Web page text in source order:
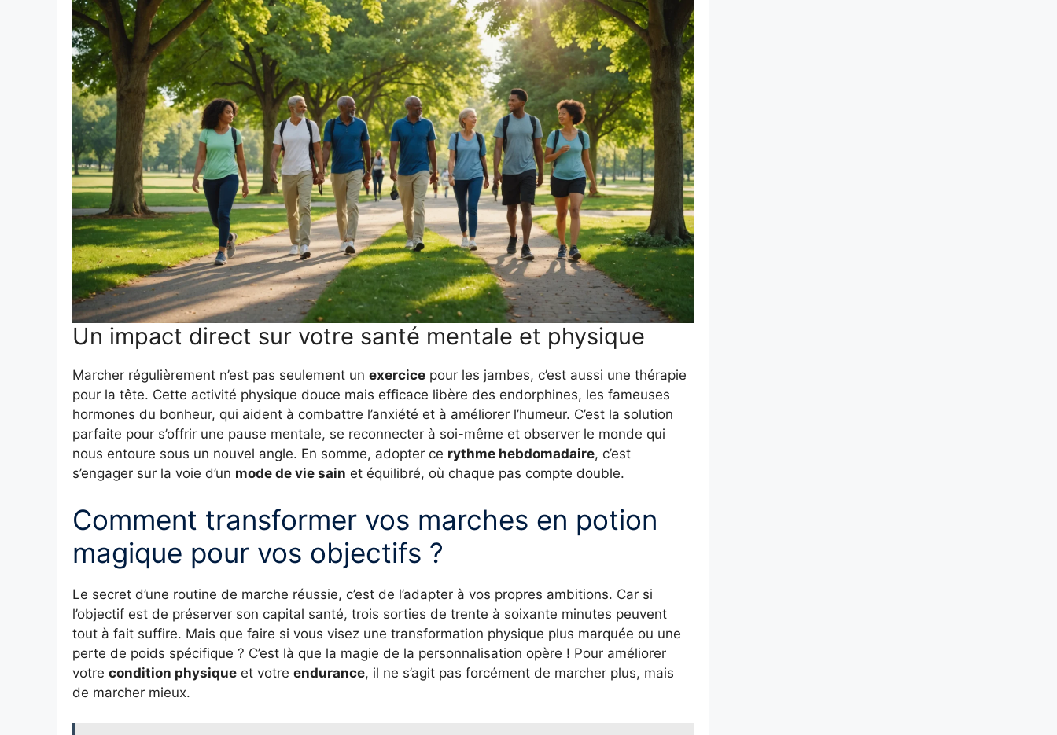
Un impact direct sur votre santé mentale et physique
Marcher régulièrement n’est pas seulement un exercice pour les jambes, c’est aussi une thérapie
pour la tête. Cette activité physique douce mais efficace libère des endorphines, les fameuses
hormones du bonheur, qui aident à combattre l’anxiété et à améliorer l’humeur. C’est la solution
parfaite pour s’offrir une pause mentale, se reconnecter à soi-même et observer le monde qui
nous entoure sous un nouvel angle. En somme, adopter ce rythme hebdomadaire, c’est
s’engager sur la voie d’un mode de vie sain et équilibré, où chaque pas compte double.
Comment transformer vos marches en potion
magique pour vos objectifs ?
Le secret d’une routine de marche réussie, c’est de l’adapter à vos propres ambitions. Car si
l’objectif est de préserver son capital santé, trois sorties de trente à soixante minutes peuvent
tout à fait suffire. Mais que faire si vous visez une transformation physique plus marquée ou une
perte de poids spécifique ? C’est là que la magie de la personnalisation opère ! Pour améliorer
votre condition physique et votre endurance, il ne s’agit pas forcément de marcher plus, mais
de marcher mieux.